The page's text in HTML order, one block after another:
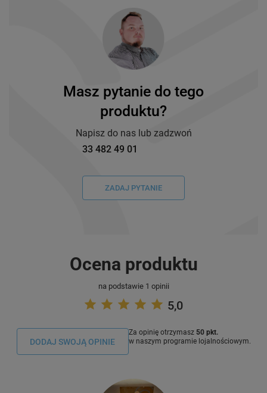
Masz pytanie do tego
produktu?
Napisz do nas lub zadzwoń
33 482 49 01
ZADAJ PYTANIE
Ocena produktu
na podstawie 1 opinii
5,0
DODAJ SWOJĄ OPINIE
Za opinię otrzymasz 50 pkt.
w naszym programie lojalnościowym.